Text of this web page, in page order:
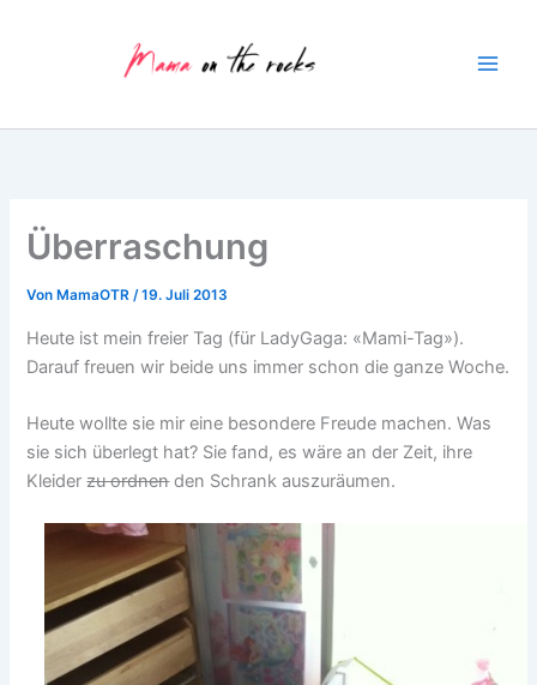
Überraschung
Von MamaOTR/19. Juli 2013
Heute ist mein freier Tag (für LadyGaga: «Mami-Tag»).
Darauf freuen wir beide uns immer schon die ganze Woche.
Heute wollte sie mir eine besondere Freude machen. Was
sie sich überlegt hat? Sie fand, es wäre an der Zeit, ihre
Kleiderzu ordnenden Schrank auszuräumen.